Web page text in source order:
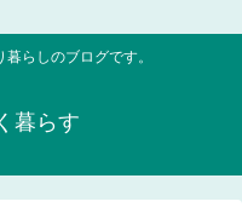
らしのブログです。
暮らす